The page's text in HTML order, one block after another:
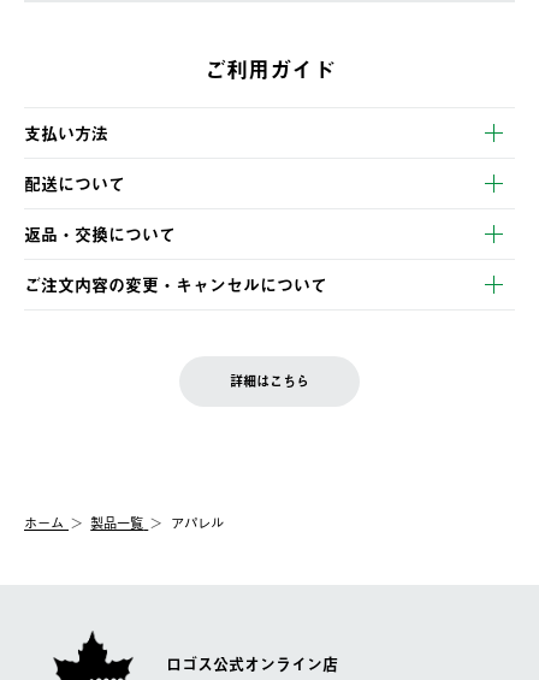
ご利用ガイド
支払い方法
以下のいずれかの方法でお支払いいただけます。
・クレジットカード決済
・コンビニ決済
・Pay-easy決済
配送について
【発送スケジュール】
ご注文・ご入金完了より2営業日以内に商品を発送いたします。
土日祝の発送はございませんので、木曜日以降のご注文は週明け
の発送となる場合がございます。
【配送業者】
佐川急便にて配送されます。
返品・交換について
※お客様都合の場合
お客様都合の返品にかかる送料は、お客様ご負担とさせていただ
一度お手元の商品を返品いただき、ご希望商品を再注文してくだ
ご注文内容の変更・キャンセルについて
LOGOS FAMILY会員の方は、会員マイページ内 購入履歴画面に
詳細はこちら
ホーム 製品一覧 アパレル
ロゴス公式オンライン店